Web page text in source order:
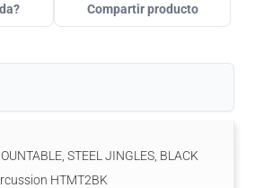
Compartir producto
STEEL JINGLES, BLACK
HTMT2BK